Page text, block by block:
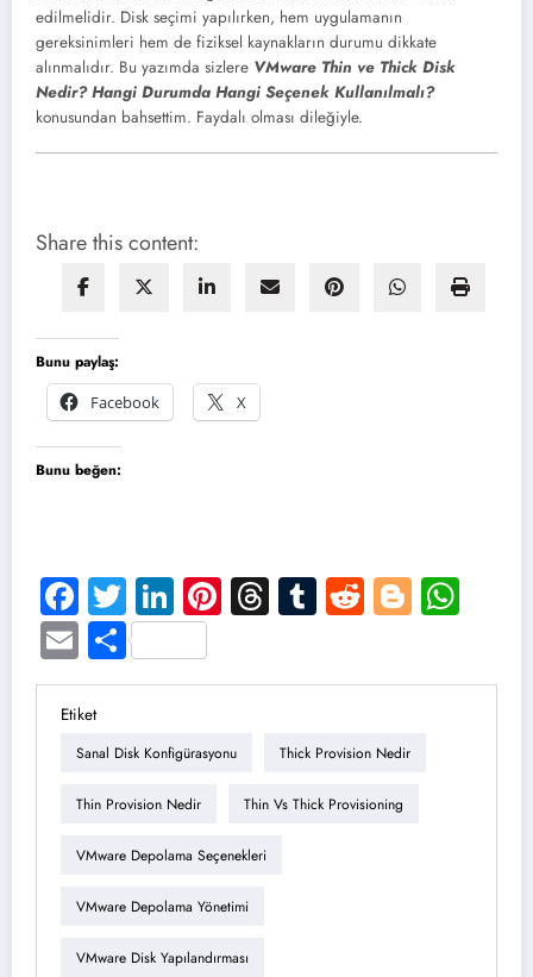
edilmelidir. Disk seçimi yapılırken, hem uygulamanın
gereksinimleri hem de fiziksel kaynakların durumu dikkate
alınmalıdır. Bu yazımda sizlere VMware Thin ve Thick Disk
Nedir? Hangi Durumda Hangi Seçenek Kullanılmalı?
konusundan bahsettim. Faydalı olması dileğiyle.
Share this content:
Bunu paylaş:
Facebook
X
Bunu beğen:
Facebook
TwitterLinkedIn
Pinterest
Threads
Tumblr
Reddit
EmailShare
Etiket
Sanal Disk Konfigürasyonu Thick Provision Nedir
Thin Provision Nedir Thin Vs Thick Provisioning
VMware Depolama Seçenekleri
VMware Depolama Yönetimi
VMware Disk Yapılandırması